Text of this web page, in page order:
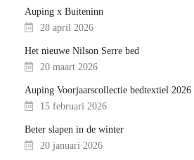
Auping x Buiteninn
28 april 2026
Het nieuwe Nilson Serre bed
20 maart 2026
Auping Voorjaarscollectie bedtextiel 2026
15 februari 2026
Beter slapen in de winter
20 januari 2026